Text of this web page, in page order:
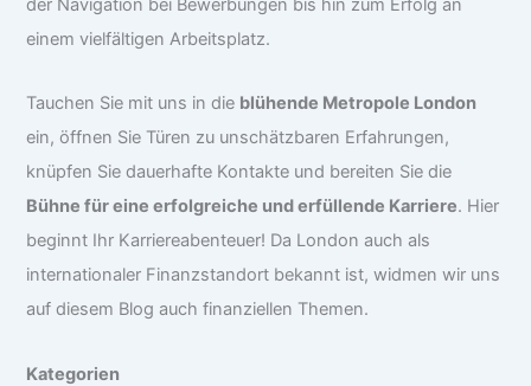
einem vielfältigen Arbeitsplatz.
Tauchen Sie mit uns in die blühende Metropole London
ein, öffnen Sie Türen zu unschätzbaren Erfahrungen,
knüpfen Sie dauerhafte Kontakte und bereiten Sie die
Bühne für eine erfolgreiche und erfüllende Karriere. Hier
beginnt Ihr Karriereabenteuer! Da London auch als
internationaler Finanzstandort bekannt ist, widmen wir uns
auf diesem Blog auch finanziellen Themen.
Kategorien